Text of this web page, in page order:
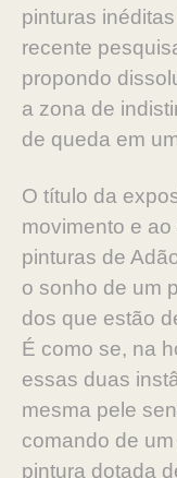
pinturas
recente
propondo
a zona de
de queda em
O título da
movimento e
pinturas de
o sonho de um
dos que estão
É como se, na
essas duas
mesma pele
comando de
pintura dotada